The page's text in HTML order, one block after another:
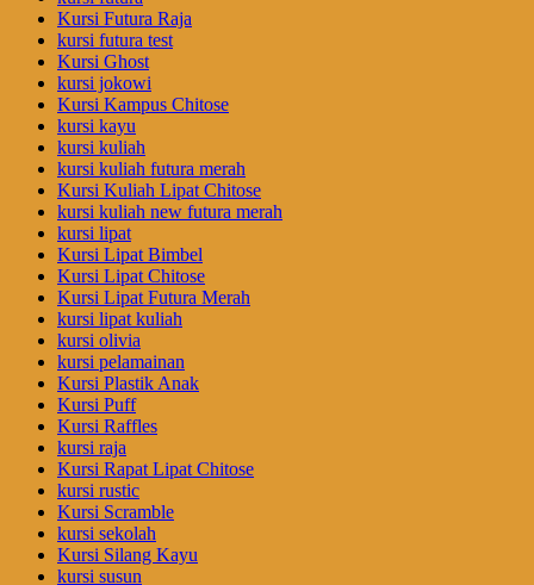
Kursi Futura Raja
kursi futura test
Kursi Ghost
kursi jokowi
Kursi Kampus Chitose
kursi kayu
kursi kuliah
kursi kuliah futura merah
Kursi Kuliah Lipat Chitose
kursi kuliah new futura merah
kursi lipat
Kursi Lipat Bimbel
Kursi Lipat Chitose
Kursi Lipat Futura Merah
kursi lipat kuliah
kursi olivia
kursi pelamainan
Kursi Plastik Anak
Kursi Puff
Kursi Raffles
kursi raja
Kursi Rapat Lipat Chitose
kursi rustic
Kursi Scramble
kursi sekolah
Kursi Silang Kayu
kursi susun